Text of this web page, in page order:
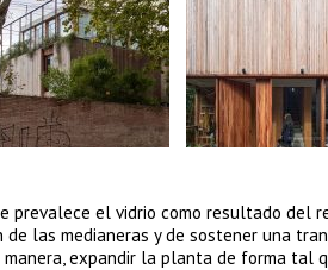
prevalece el vidrio como resultado del
las medianeras y de sostener una
expandir la planta de forma tal